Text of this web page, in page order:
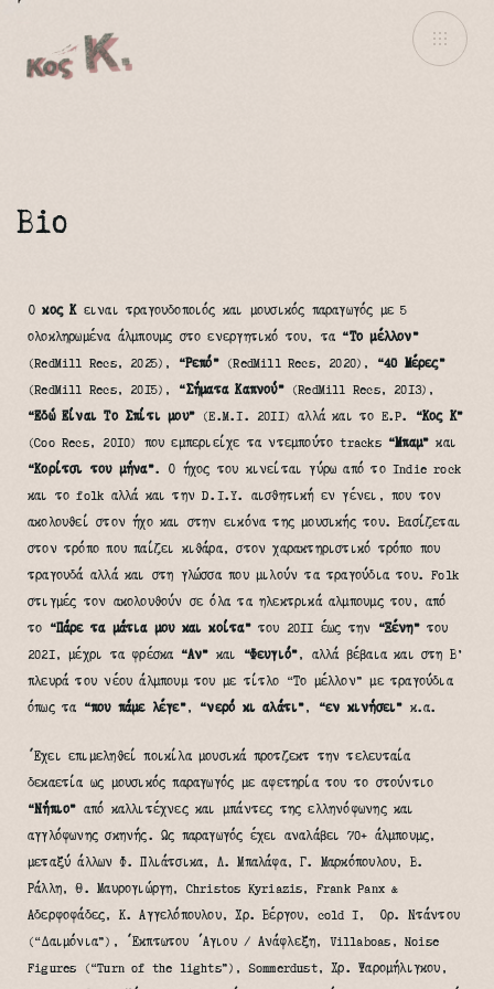
Bio
Οκος Κειναι τραγουδοποιός και μουσικός παραγωγός με 5
ολοκληρωμένα άλμπουμς στο ενεργητικό του, τα “Το μέλλον”
(RedMill Recs, 2025), “Ρεπό”(RedMill Recs, 2020), “40 Μέρες”
(RedMill Recs, 2015), “Σήματα Καπνού”(RedMill Recs, 2013),
“Εδώ Είναι Το Σπίτι μου” (E.M.I. 2011) αλλά και το E.P. “Κος Κ”
(Coo Recs, 2010) που εμπεριείχε τα ντεμπούτο tracks “Μπαμ” και
“Κορίτσι του μήνα”. Ο ήχος του κινείται γύρω από το Indie rock
και το folk αλλά και την D.I.Y. αισθητική εν γένει, που τον
ακολουθεί στον ήχο και στην εικόνα της μουσικής του. Βασίζεται
στον τρόπο που παίζει κιθάρα, στον χαρακτηριστικό τρόπο που
τραγουδά αλλά και στη γλώσσα που μιλούν τα τραγούδια του. Folk
στιγμές τον ακολουθούν σε όλα τα ηλεκτρικά αλμπουμς του, από
το “Πάρε τα μάτια μου και κοίτα”του 2011 έως την “Ξένη”του
2021, μέχρι τα φρέσκα “Αν” και “Φευγιό”, αλλά βέβαια και στη Β’
πλευρά του νέου άλμπουμ του με τίτλο “Το μέλλον” με τραγούδια
όπως τα “που πάμε λέγε”, “νερό κι αλάτι”, “εν κινήσει” κ.α.
Έχει επιμεληθεί ποικίλα μουσικά προτζεκτ την τελευταία
δεκαετία ως μουσικός παραγωγός με αφετηρία του το στούντιο
“Νήπιο” από καλλιτέχνες και μπάντες της ελληνόφωνης και
αγγλόφωνης σκηνής. Ως παραγωγός έχει αναλάβει 70+ άλμπουμς,
μεταξύ άλλων Φ. Πλιάτσικα, Λ. Μπαλάφα, Γ. Μαρκόπουλου, Β.
Ράλλη, Θ. Μαυρογιώργη, Christos Kyriazis, Frank Panx &
Αδερφοφάδες, Κ. Αγγελόπουλου, Χρ. Βέργου, cold I, Ορ. Ντάντου
(“Δαιμόνια”), Έκπτωτου Άγιου / Ανάφλεξη, Villaboas, Noise
Figures (“Turn of the lights”), Sommerdust, Χρ. Ψαρομήλιγκου,